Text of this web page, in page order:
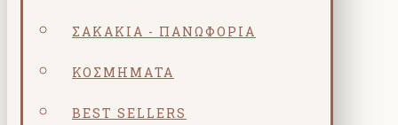
ΣΑΚΆΚΙΑ - ΠΑΝΩΦΌΡΙΑ
ΚΟΣΜΗΜΑΤΑ
BEST SELLERS